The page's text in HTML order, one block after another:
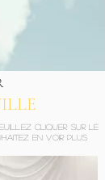
veuillez cliquer sur le
en voir plus